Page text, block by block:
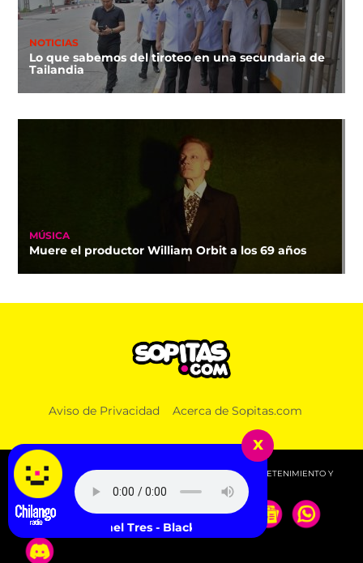
NOTICIAS
Lo que sabemos del tiroteo en una secundaria de
Tailandia
MÚSICA
Muere el productor William Orbit a los 69 años
Aviso de Privacidad Acerca de Sopitas.com
© 2026 SOPITAS.COM - MÚSICA, NOTICIAS, DEPORTES, ENTRETENIMIENTO Y
MÁS!.
x
Channel Tres - Black Techno Guy